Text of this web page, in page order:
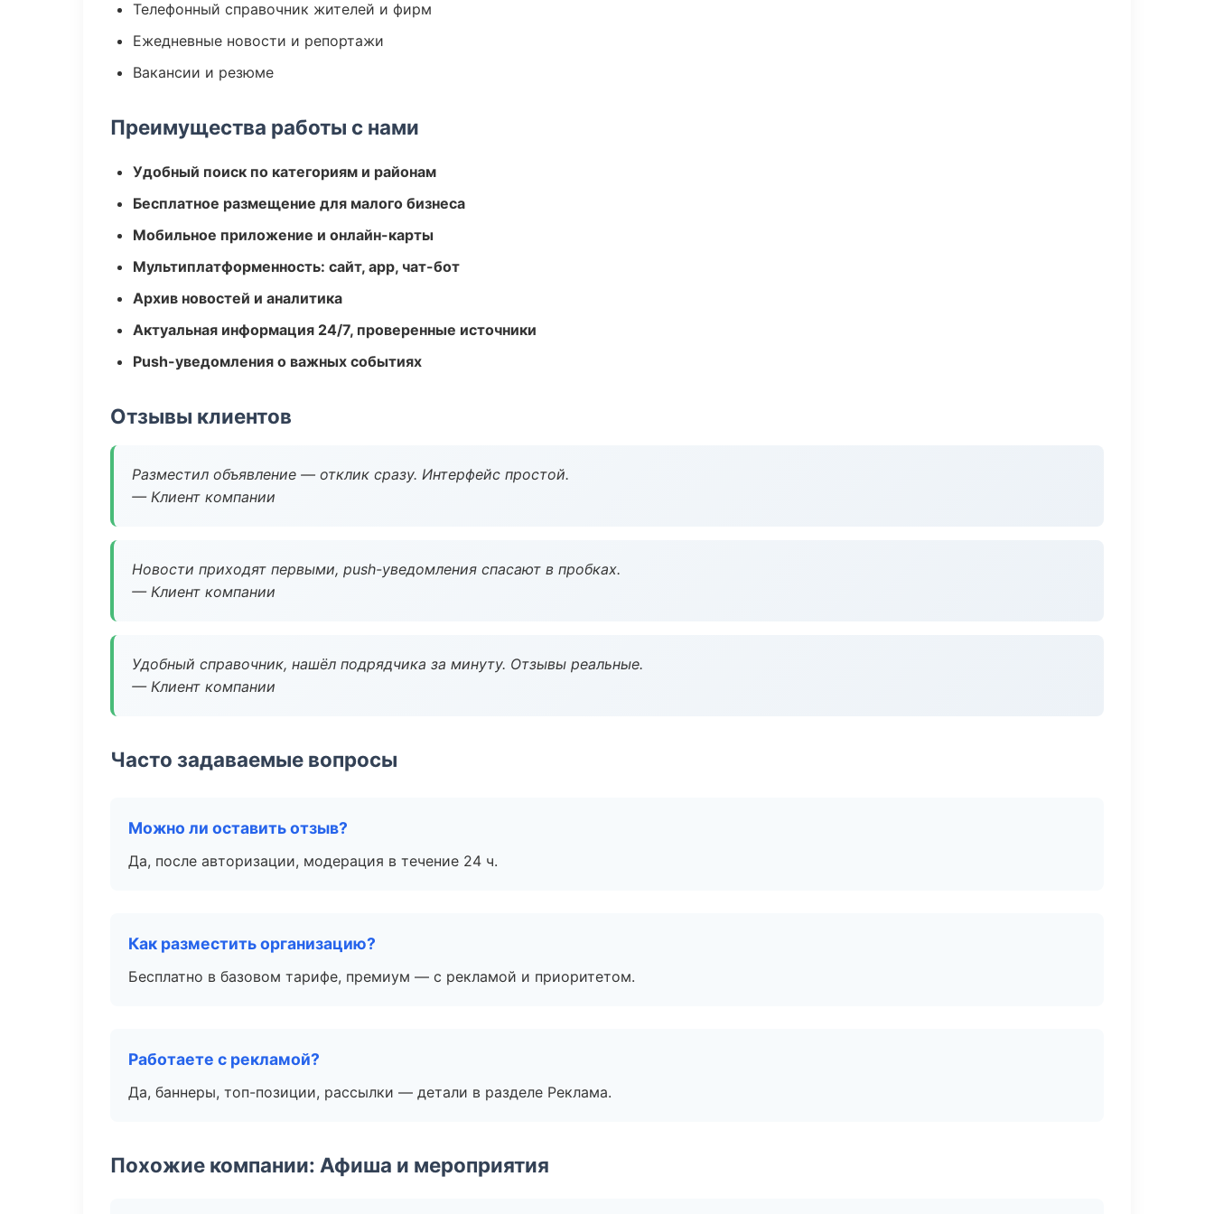
Телефонный справочник жителей и фирм
Ежедневные новости и репортажи
Вакансии и резюме
Преимущества работы с нами
Удобный поиск по категориям и районам
Бесплатное размещение для малого бизнеса
Мобильное приложение и онлайн-карты
Мультиплатформенность: сайт, app, чат-бот
Архив новостей и аналитика
Актуальная информация 24/7, проверенные источники
Push-уведомления о важных событиях
Отзывы клиентов
Разместил объявление — отклик сразу. Интерфейс простой.
— Клиент компании
Новости приходят первыми, push-уведомления спасают в пробках.
— Клиент компании
Удобный справочник, нашёл подрядчика за минуту. Отзывы реальные.
— Клиент компании
Часто задаваемые вопросы
Можно ли оставить отзыв?
Да, после авторизации, модерация в течение 24 ч.
Как разместить организацию?
Бесплатно в базовом тарифе, премиум — с рекламой и приоритетом.
Работаете с рекламой?
Да, баннеры, топ-позиции, рассылки — детали в разделе Реклама.
Похожие компании: Афиша и мероприятия